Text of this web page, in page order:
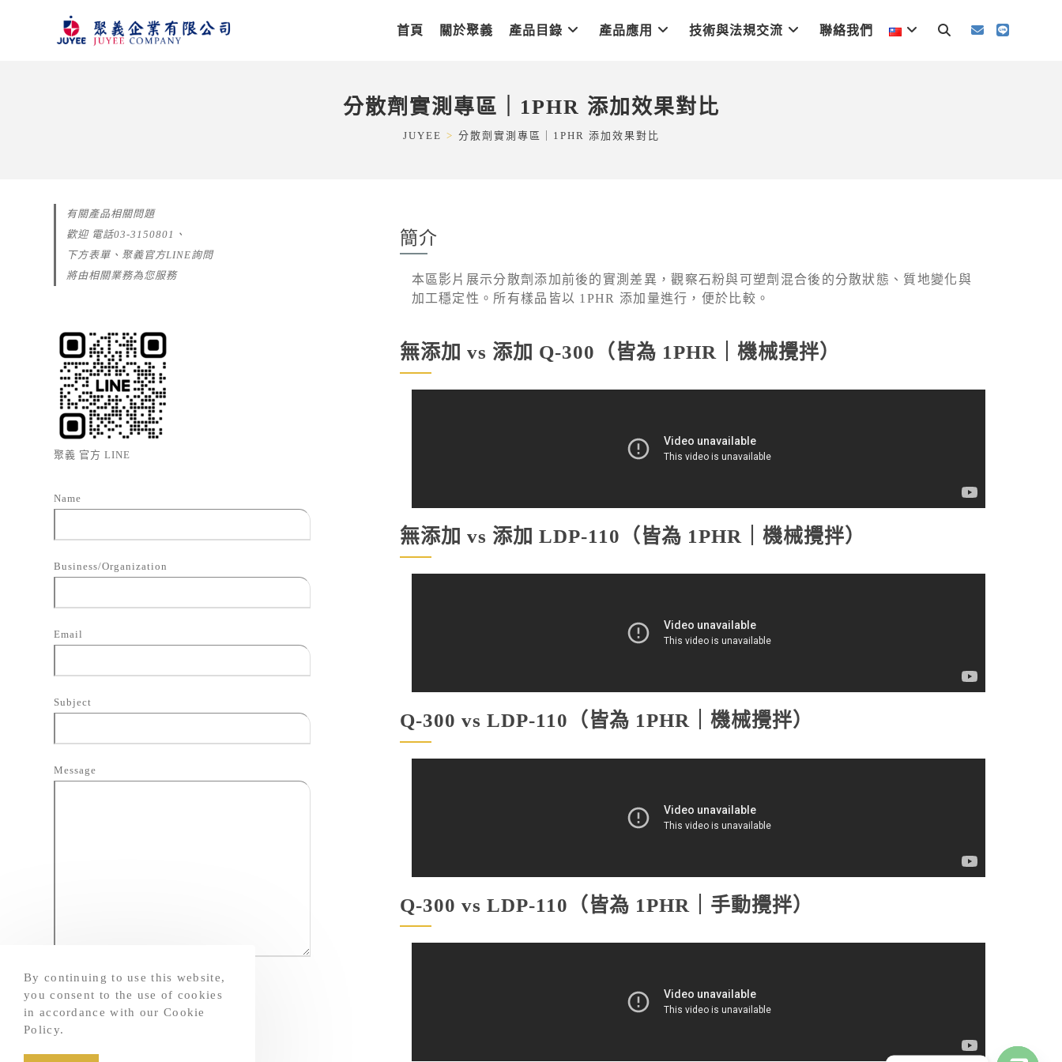
首頁 關於聚義 產品目錄 產品應用 技術與法規交流 聯絡我們
分散劑實測專區｜1PHR 添加效果對比
JUYEE > 分散劑實測專區｜1PHR 添加效果對比
簡介
本區影片展示分散劑添加前後的實測差異，觀察石粉與可塑劑混合後的分散狀態、質地變化與
加工穩定性。所有樣品皆以 1PHR 添加量進行，便於比較。
無添加 vs 添加 Q-300（皆為 1PHR｜機械攪拌）
無添加 vs 添加 LDP-110（皆為 1PHR｜機械攪拌）
Q-300 vs LDP-110（皆為 1PHR｜機械攪拌）
Q-300 vs LDP-110（皆為 1PHR｜手動攪拌）
有關產品相關問題
歡迎 電話03-3150801、
下方表單、聚義官方LINE詢問
將由相關業務為您服務
聚義 官方 LINE
Name
Business/Organization
Email
Subject
Message
By continuing to use this website,
you consent to the use of cookies
in accordance with our Cookie
Policy.